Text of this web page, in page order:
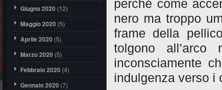
Giugno 2020 (12)
Maggio 2020 (5)
Aprile 2020 (5)
Marzo 2020 (5)
Febbraio 2020 (4)
Gennaio 2020 (7)
perché come
nero ma troppo
frame della
tolgono
inconsciamente
indulgenza verso i